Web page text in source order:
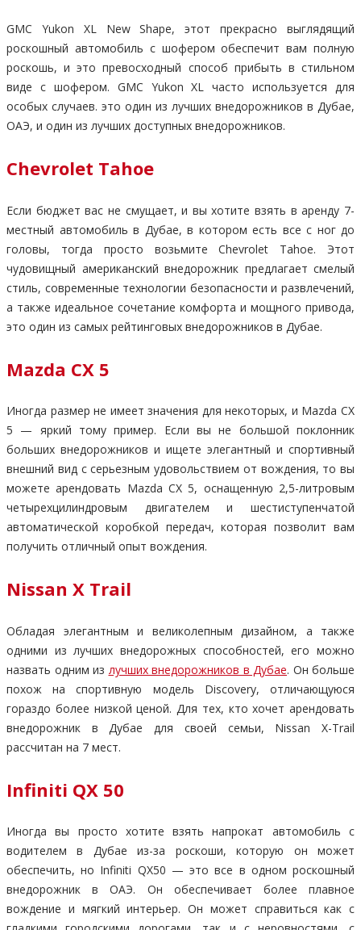
GMC Yukon XL New Shape, этот прекрасно выглядящий
роскошный автомобиль с шофером обеспечит вам полную
роскошь, и это превосходный способ прибыть в стильном
виде с шофером. GMC Yukon XL часто используется для
особых случаев. это один из лучших внедорожников в Дубае,
ОАЭ, и один из лучших доступных внедорожников.
Chevrolet Tahoe
Если бюджет вас не смущает, и вы хотите взять в аренду 7-
местный автомобиль в Дубае, в котором есть все с ног до
головы, тогда просто возьмите Chevrolet Tahoe. Этот
чудовищный американский внедорожник предлагает смелый
стиль, современные технологии безопасности и развлечений,
а также идеальное сочетание комфорта и мощного привода,
это один из самых рейтинговых внедорожников в Дубае.
Mazda CX 5
Иногда размер не имеет значения для некоторых, и Mazda CX
5 — яркий тому пример. Если вы не большой поклонник
больших внедорожников и ищете элегантный и спортивный
внешний вид с серьезным удовольствием от вождения, то вы
можете арендовать Mazda CX 5, оснащенную 2,5-литровым
четырехцилиндровым двигателем и шестиступенчатой
автоматической коробкой передач, которая позволит вам
получить отличный опыт вождения.
Nissan X Trail
Обладая элегантным и великолепным дизайном, а также
одними из лучших внедорожных способностей, его можно
назвать одним из лучших внедорожников в Дубае. Он больше
похож на спортивную модель Discovery, отличающуюся
гораздо более низкой ценой. Для тех, кто хочет арендовать
внедорожник в Дубае для своей семьи, Nissan X-Trail
рассчитан на 7 мест.
Infiniti QX 50
Иногда вы просто хотите взять напрокат автомобиль с
водителем в Дубае из-за роскоши, которую он может
обеспечить, но Infiniti QX50 — это все в одном роскошный
внедорожник в ОАЭ. Он обеспечивает более плавное
вождение и мягкий интерьер. Он может справиться как с